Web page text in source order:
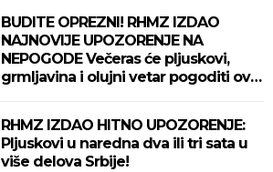
BUDITE OPREZNI! RHMZ IZDAO
NAJNOVIJE UPOZORENJE NA
NEPOGODE Večeras će pljuskovi,
grmljavina i olujni vetar pogoditi ove
RHMZ IZDAO HITNO UPOZORENJE:
Pljuskovi u naredna dva ili tri sata u
više delova Srbije!